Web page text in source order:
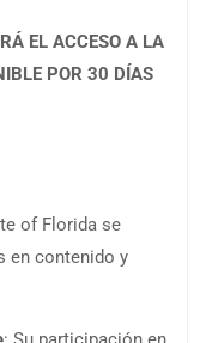
EL ACCESO A LA
POR 30 DÍAS
of Florida se
en contenido y